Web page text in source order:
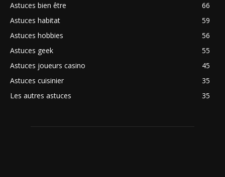
Astuces bien être
66
Astuces habitat
59
Astuces hobbies
56
Astuces geek
55
Astuces joueurs casino
45
Astuces cuisinier
35
Les autres astuces
35